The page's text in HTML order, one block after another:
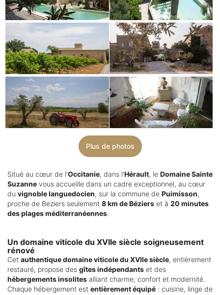
Plus de photos
Situé au cœur de l'Occitanie, dans l'Hérault, le Domaine Sainte
Suzanne vous accueille dans un cadre exceptionnel, au cœur
du vignoble languedocien, sur la commune de Puimisson,
proche de Beziers seulement 8 km de Béziers et à 20 minutes
des plages méditerranéennes.
Un domaine viticole du XVIIe siècle soigneusement
rénové
Cet authentique domaine viticole du XVIIe siècle, entièrement
restauré, propose des gîtes indépendants et des
hébergements insolites alliant charme, confort et modernité.
Chaque hébergement est entièrement équipé : cuisine, linge de